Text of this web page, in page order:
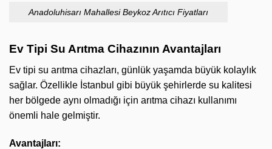
Anadoluhisarı Mahallesi Beykoz Arıtıcı Fiyatları
Ev Tipi Su Arıtma Cihazının Avantajları
Ev tipi su arıtma cihazları, günlük yaşamda büyük kolaylık
sağlar. Özellikle İstanbul gibi büyük şehirlerde su kalitesi
her bölgede aynı olmadığı için arıtma cihazı kullanımı
önemli hale gelmiştir.
Avantajları: